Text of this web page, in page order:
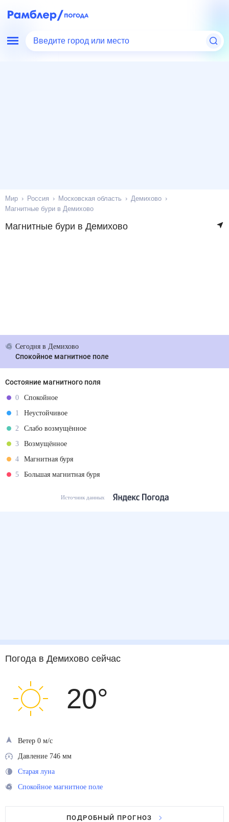
Введите город или место
Мир Россия Московская область
Демихово
Магнитные бури в Демихово
Магнитные бури в Демихово
Сегодняв Демихово
Спокойное магнитное поле
Состояние магнитного поля
0
Спокойное
1
Неустойчивое
2
Слабо возмущённое
3
Возмущённое
4
Магнитная буря
5
Большая магнитная буря
Источник данных
Погода в Демихово сейчас
20°
Ветер 0 м/с
Давление 746 мм
Старая луна
Спокойное магнитное поле
ПОДРОБНЫЙ ПРОГНОЗ